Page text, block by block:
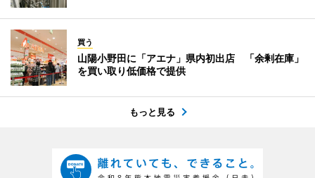
買う
山陽小野田に「アエナ」県内初出店 「余剰在庫」
を買い取り低価格で提供
もっと見る